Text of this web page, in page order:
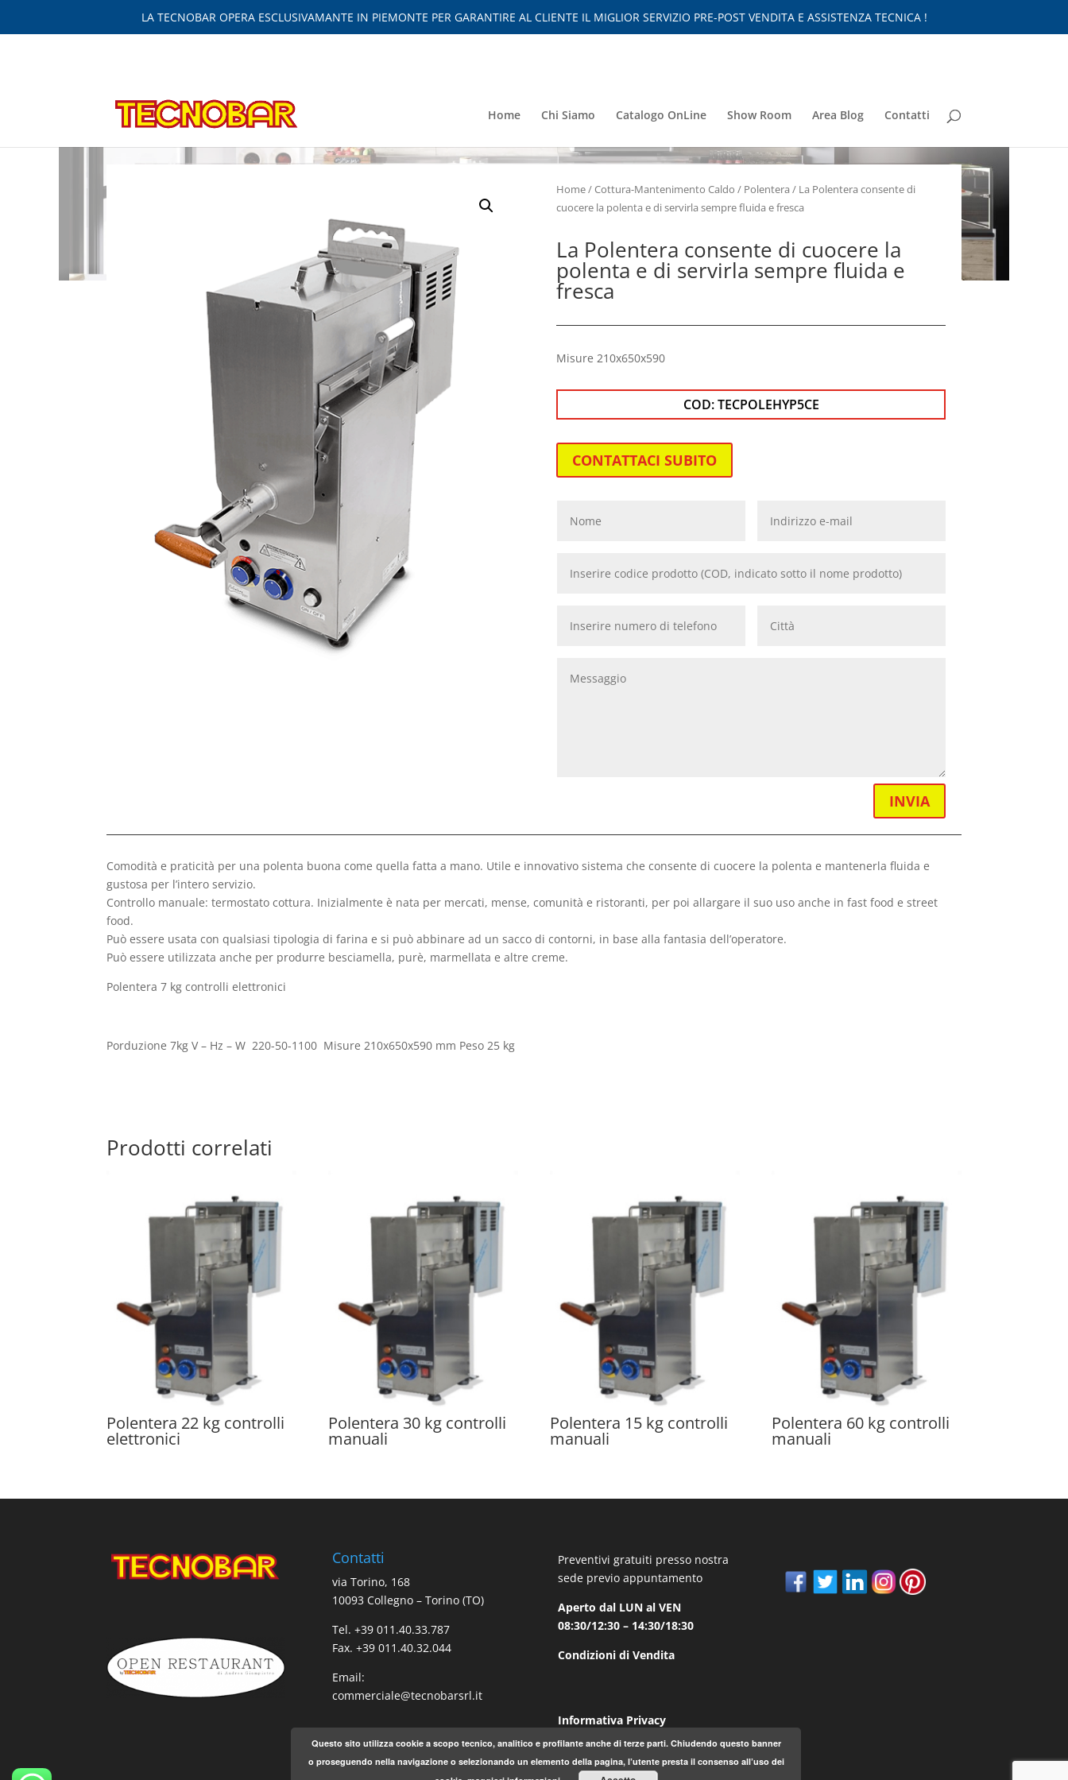
LA TECNOBAR OPERA ESCLUSIVAMANTE IN PIEMONTE PER GARANTIRE AL CLIENTE IL MIGLIOR SERVIZIO PRE-POST VENDITA E ASSISTENZA TECNICA !
Home Chi Siamo Catalogo OnLine Show Room Area Blog Contatti
Home/Cottura-Mantenimento Caldo / Polentera / La Polentera consente di
cuocere la polenta e di servirla sempre fluida e fresca
La Polentera consente di cuocere la
polenta e di servirla sempre fluida e
fresca
Misure 210x650x590
COD:TECPOLEHYP5CE
CONTATTACI SUBITO
INVIA
Comodità e praticità per una polenta buona come quella fatta a mano. Utile e innovativo sistema che consente di cuocere la polenta e mantenerla fluida e
gustosa per l’intero servizio.
Controllo manuale: termostato cottura. Inizialmente è nata per mercati, mense, comunità e ristoranti, per poi allargare il suo uso anche in fast food e street
food.
Può essere usata con qualsiasi tipologia di farina e si può abbinare ad un sacco di contorni, in base alla fantasia dell’operatore.
Può essere utilizzata anche per produrre besciamella, purè, marmellata e altre creme.
Polentera 7 kg controlli elettronici
Porduzione 7kg V – Hz – W 220-50-1100 Misure 210x650x590 mm Peso 25 kg
Prodotti correlati
Polentera 22 kg controlli
elettronici
Polentera 30 kg controlli
manuali
Polentera 15 kg controlli
manuali
Polentera 60 kg controlli
manuali
Contatti
via Torino, 168
10093 Collegno – Torino (TO)
Tel. +39 011.40.33.787
Fax. +39 011.40.32.044
Email:
commerciale@tecnobarsrl.it
Preventivi gratuiti presso nostra
sede previo appuntamento
Aperto dal LUN al VEN
08:30/12:30 – 14:30/18:30
Condizioni di Vendita
Informativa Privacy
Questo sito utilizza cookie a scopo tecnico, analitico e profilante anche di terze parti. Chiudendo questo banner
o proseguendo nella navigazione o selezionando un elemento della pagina, l’utente presta il consenso all’uso dei